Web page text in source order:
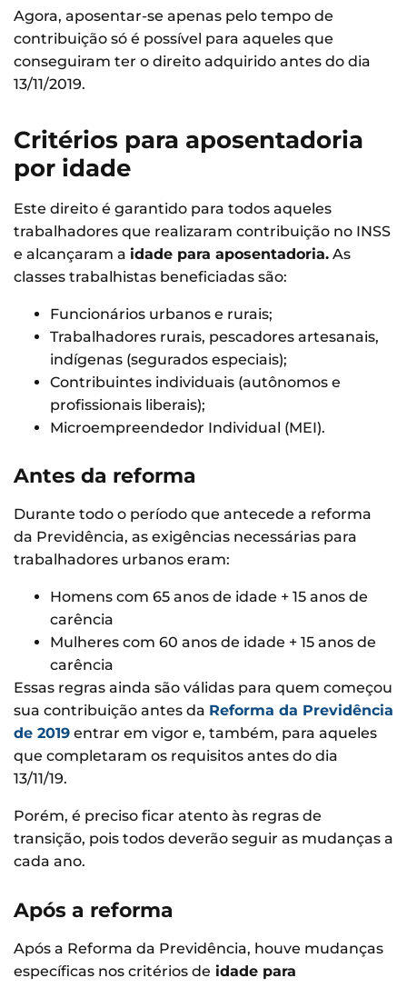
Agora, aposentar-se apenas pelo tempo de
contribuição só é possível para aqueles que
conseguiram ter o direito adquirido antes do dia
13/11/2019.
Critérios para aposentadoria
por idade
Este direito é garantido para todos aqueles
trabalhadores que realizaram contribuição no INSS
e alcançaram a idade para aposentadoria. As
classes trabalhistas beneficiadas são:
Funcionários urbanos e rurais;
Trabalhadores rurais, pescadores artesanais,
indígenas (segurados especiais);
Contribuintes individuais (autônomos e
profissionais liberais);
Microempreendedor Individual (MEI).
Antes da reforma
Durante todo o período que antecede a reforma
da Previdência, as exigências necessárias para
trabalhadores urbanos eram:
Homens com 65 anos de idade + 15 anos de
carência
Mulheres com 60 anos de idade + 15 anos de
carência
Essas regras ainda são válidas para quem começou
sua contribuição antes da Reforma da Previdência
de 2019 entrar em vigor e, também, para aqueles
que completaram os requisitos antes do dia
13/11/19.
Porém, é preciso ficar atento às regras de
transição, pois todos deverão seguir as mudanças a
cada ano.
Após a reforma
Após a Reforma da Previdência, houve mudanças
específicas nos critérios de idade para